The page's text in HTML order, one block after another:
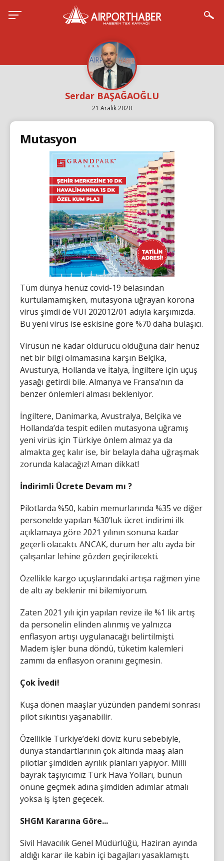
Serdar BAŞAĞAOĞLU
21 Aralık 2020
Mutasyon
Tüm dünya henüz covid-19 belasından
kurtulamamışken, mutasyona uğrayan korona
virüs şimdi de VUI 202012/01 adıyla karşımızda.
Bu yeni virüs ise eskisine göre %70 daha bulaşıcı.
Virüsün ne kadar öldürücü olduğuna dair henüz
net bir bilgi olmamasına karşın Belçika,
Avusturya, Hollanda ve İtalya, İngiltere için uçuş
yasağı getirdi bile. Almanya ve Fransa’nın da
benzer önlemleri alması bekleniyor.
İngiltere, Danimarka, Avustralya, Belçika ve
Hollanda’da tespit edilen mutasyona uğramış
yeni virüs için Türkiye önlem almaz ya da
almakta geç kalır ise, bir belayla daha uğraşmak
zorunda kalacağız! Aman dikkat!
İndirimli Ücrete Devam mı ?
Pilotlarda %50, kabin memurlarında %35 ve diğer
personelde yapılan %30’luk ücret indirimi ilk
açıklamaya göre 2021 yılının sonuna kadar
geçerli olacaktı. ANCAK, durum her altı ayda bir
çalışanlar lehine gözden geçirilecekti.
Özellikle kargo uçuşlarındaki artışa rağmen yine
de altı ay beklenir mi bilemiyorum.
Zaten 2021 yılı için yapılan revize ile %1 lik artış
da personelin elinden alınmış ve yalnızca
enflasyon artışı uygulanacağı belirtilmişti.
Madem işler buna döndü, tüketim kalemleri
zammı da enflasyon oranını geçmesin.
Çok İvedi!
Kuşa dönen maaşlar yüzünden pandemi sonrası
pilot sıkıntısı yaşanabilir.
Özellikle Türkiye’deki döviz kuru sebebiyle,
dünya standartlarının çok altında maaş alan
pilotlar şimdiden ayrılık planları yapıyor. Milli
bayrak taşıyıcımız Türk Hava Yolları, bunun
önüne geçmek adına şimdiden adımlar atmalı
yoksa iş işten geçecek.
SHGM Kararına Göre...
Sivil Havacılık Genel Müdürlüğü, Haziran ayında
aldığı karar ile kabin içi bagajları yasaklamıştı.